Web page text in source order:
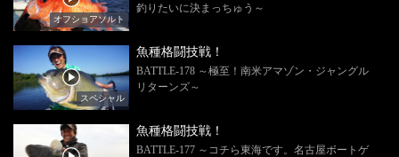
オフショアソルト
釣りたいに決まっちゅう～
スペシャル
魚種格闘技戦！
BATTLE-178 ～極至！南米アマゾン・ジャングル
リターンズ～
魚種格闘技戦！
BATTLE-177 ～コチら東海です。名古屋ボートゲ